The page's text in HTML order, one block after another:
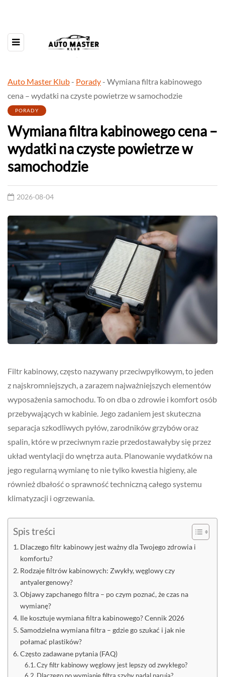
Auto Master Klub- Porady- Wymiana filtra kabinowego
cena – wydatki na czyste powietrze w samochodzie
PORADY
Wymiana filtra kabinowego cena –
wydatki na czyste powietrze w
samochodzie
2026-08-04
Filtr kabinowy, często nazywany przeciwpyłkowym, to jeden
z najskromniejszych, a zarazem najważniejszych elementów
wyposażenia samochodu. To on dba o zdrowie i komfort osób
przebywających w kabinie. Jego zadaniem jest skuteczna
separacja szkodliwych pyłów, zarodników grzybów oraz
spalin, które w przeciwnym razie przedostawałyby się przez
układ wentylacji do wnętrza auta. Planowanie wydatków na
jego regularną wymianę to nie tylko kwestia higieny, ale
również dbałość o sprawność techniczną całego systemu
klimatyzacji i ogrzewania.
Spis treści
Dlaczego filtr kabinowy jest ważny dla Twojego zdrowia i
komfortu?
Rodzaje filtrów kabinowych: Zwykły, węglowy czy
antyalergenowy?
Objawy zapchanego filtra – po czym poznać, że czas na
wymianę?
Ile kosztuje wymiana filtra kabinowego? Cennik 2026
Samodzielna wymiana filtra – gdzie go szukać i jak nie
połamać plastików?
Często zadawane pytania (FAQ)
Czy filtr kabinowy węglowy jest lepszy od zwykłego?
Dlaczego po wymianie filtra szyby nadal parują?